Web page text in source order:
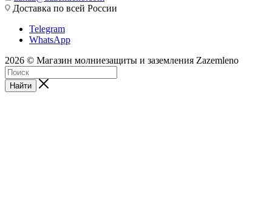
Доставка по всей России
Telegram
WhatsApp
2026 © Магазин молниезащиты и заземления Zazemleno
Найти